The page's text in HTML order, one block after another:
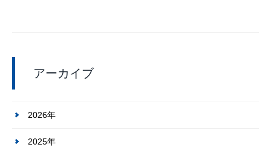
アーカイブ
2026年
2025年